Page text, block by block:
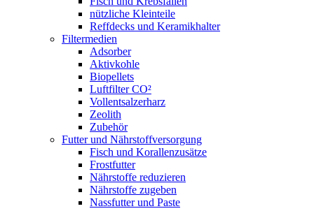
nützliche Kleinteile
Reffdecks und Keramikhalter
Filtermedien
Adsorber
Aktivkohle
Biopellets
Luftfilter CO²
Vollentsalzerharz
Zeolith
Zubehör
Futter und Nährstoffversorgung
Fisch und Korallenzusätze
Frostfutter
Nährstoffe reduzieren
Nährstoffe zugeben
Nassfutter und Paste